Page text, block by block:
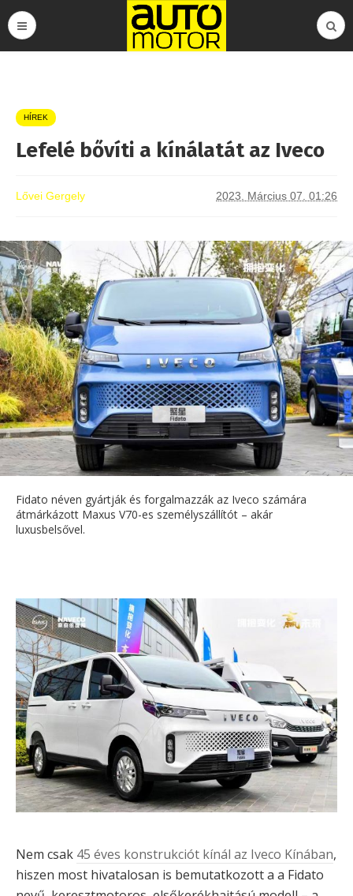
HÍREK
Lefelé bővíti a kínálatát az Iveco
Lővei Gergely 2023. Március 07. 01:26
Fidato néven gyártják és forgalmazzák az Iveco számára
átmárkázott Maxus V70-es személyszállítót – akár
luxusbelsővel.
Nem csak 45 éves konstrukciót kínál az Iveco Kínában,
hiszen most hivatalosan is bemutatkozott a a Fidato